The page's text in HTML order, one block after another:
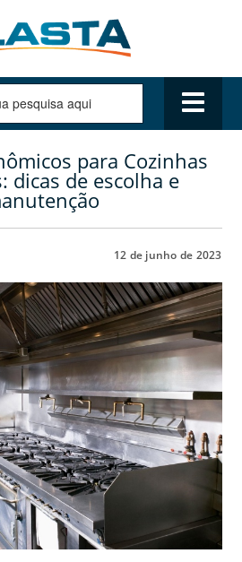
para Cozinhas
dicas de escolha e
12 de junho de 2023